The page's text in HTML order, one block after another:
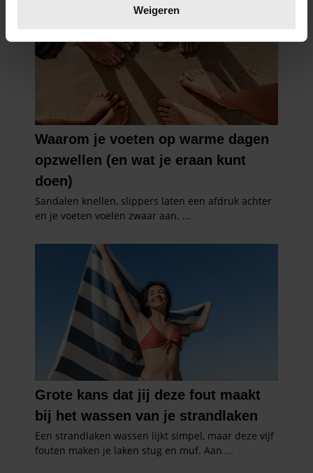
verwerkt en stel uw voorkeuren in het
intrekken in de Cookieverklaring.
We gebruiken cookies om content en advertenties te
personaliseren, om functies voor social media te bieden
en om ons websiteverkeer te analyseren. Ook delen we
informatie over uw gebruik van onze site met onze
partners voor social media, adverteren en analyse. Deze
partners kunnen deze gegevens combineren met andere
informatie die u aan ze heeft verstrekt of die ze hebben
verzameld op basis van uw gebruik van hun services. U
gaat akkoord met onze cookies als u onze website blijft
gebruiken.
Weigeren